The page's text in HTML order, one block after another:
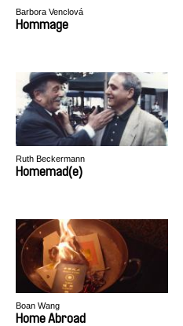
Barbora Venclová
Hommage
Ruth Beckermann
Homemad(e)
Boan Wang
Home Abroad